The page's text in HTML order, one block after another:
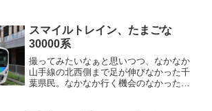
車両だらけで何かホッとするものも感じ
ました。都市部の単線区間、何か妙な魅
力がありますよね。今後はこれをお題に
行き先決めるかな？www
スマイルトレイン、たまごな
30000系
撮ってみたいなぁと思いつつ、なかなか
山手線の北西側まで足が伸びなかった千
葉県民。なかなか行く機会のなかった西